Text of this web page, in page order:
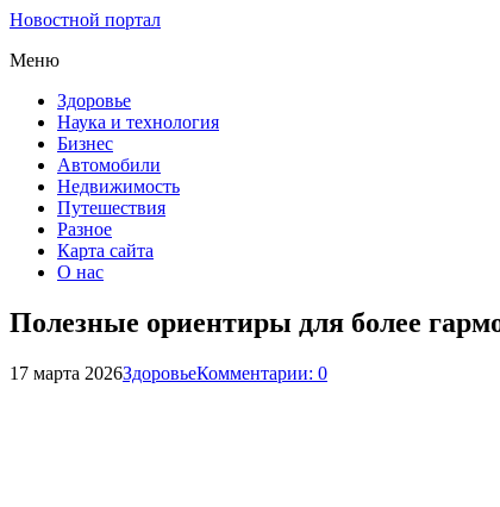
Новостной портал
Меню
Здоровье
Наука и технология
Бизнес
Автомобили
Недвижимость
Путешествия
Разное
Карта сайта
О нас
Полезные ориентиры для более
17 марта 2026ЗдоровьеКомментарии: 0